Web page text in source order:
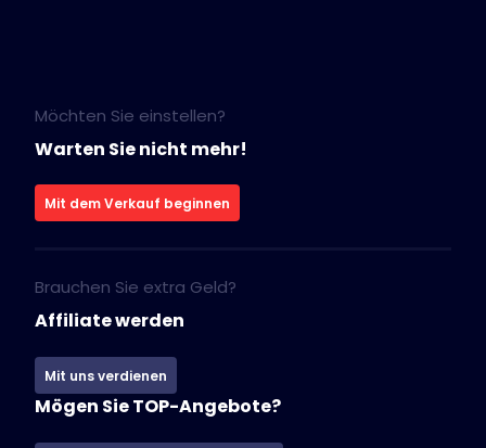
Möchten Sie einstellen?
Warten Sie nicht mehr!
Mit dem Verkauf beginnen
Brauchen Sie extra Geld?
Affiliate werden
Mit uns verdienen
Mögen Sie TOP-Angebote?